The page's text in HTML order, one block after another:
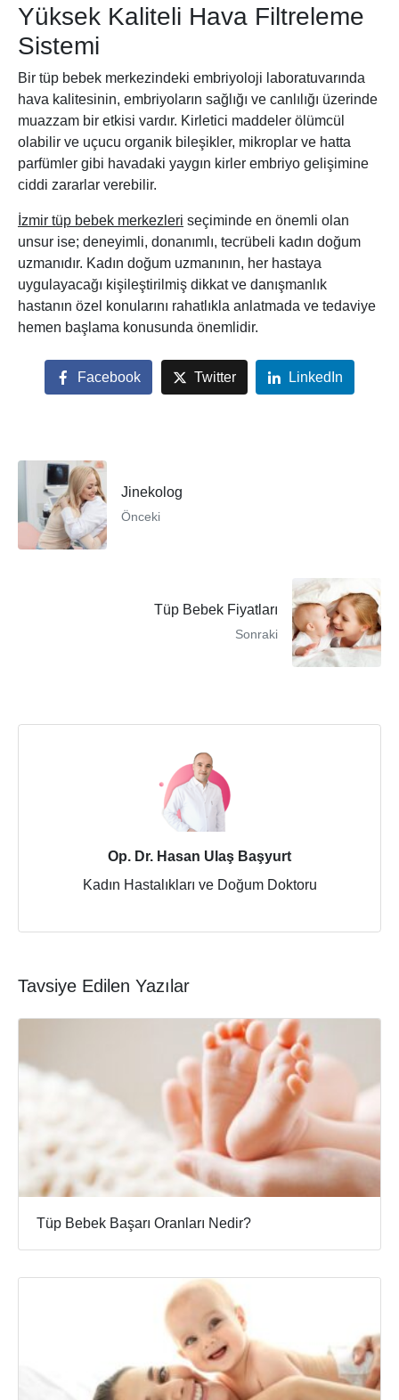
Yüksek Kaliteli Hava Filtreleme
Sistemi
Bir tüp bebek merkezindeki embriyoloji laboratuvarında
hava kalitesinin, embriyoların sağlığı ve canlılığı üzerinde
muazzam bir etkisi vardır. Kirletici maddeler ölümcül
olabilir ve uçucu organik bileşikler, mikroplar ve hatta
parfümler gibi havadaki yaygın kirler embriyo gelişimine
ciddi zararlar verebilir.
İzmir tüp bebek merkezleri seçiminde en önemli olan
unsur ise; deneyimli, donanımlı, tecrübeli kadın doğum
uzmanıdır. Kadın doğum uzmanının, her hastaya
uygulayacağı kişileştirilmiş dikkat ve danışmanlık
hastanın özel konularını rahatlıkla anlatmada ve tedaviye
hemen başlama konusunda önemlidir.
Facebook Twitter LinkedIn
Jinekolog
Önceki
Tüp Bebek Fiyatları
Sonraki
Op. Dr. Hasan Ulaş Başyurt
Kadın Hastalıkları ve Doğum Doktoru
Tavsiye Edilen Yazılar
Tüp Bebek Başarı Oranları Nedir?